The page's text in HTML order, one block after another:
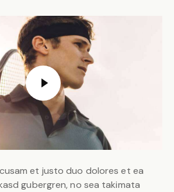
et justo duo dolores et ea
gubergren, no sea takimata